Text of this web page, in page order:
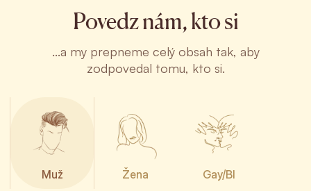
Povedz nám, kto si
...a my prepneme celý obsah tak, aby
zodpovedal tomu, kto si.
Muž Žena Gay/BI